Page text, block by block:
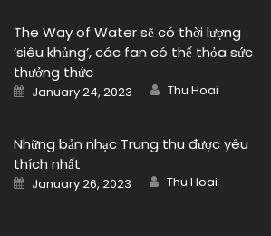
The Way of Water sẽ có thời lượng
‘siêu khủng’, các fan có thể thỏa sức
thưởng thức
Posted
on
January 24, 2023 Author
Thu Hoai
Những bản nhạc Trung thu được yêu
thích nhất
Posted
on
January 26, 2023 Author
Thu Hoai